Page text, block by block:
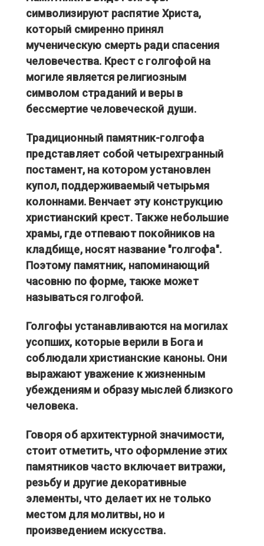
символизируют распятие Христа,
который смиренно принял
мученическую смерть ради спасения
человечества. Крест с голгофой на
могиле является религиозным
символом страданий и веры в
бессмертие человеческой души.
Традиционный памятник-голгофа
представляет собой четырехгранный
постамент, на котором установлен
купол, поддерживаемый четырьмя
колоннами. Венчает эту конструкцию
христианский крест. Также небольшие
храмы, где отпевают покойников на
кладбище, носят название "голгофа".
Поэтому памятник, напоминающий
часовню по форме, также может
называться голгофой.
Голгофы устанавливаются на могилах
усопших, которые верили в Бога и
соблюдали христианские каноны. Они
выражают уважение к жизненным
убеждениям и образу мыслей близкого
человека.
Говоря об архитектурной значимости,
стоит отметить, что оформление этих
памятников часто включает витражи,
резьбу и другие декоративные
элементы, что делает их не только
местом для молитвы, но и
произведением искусства.